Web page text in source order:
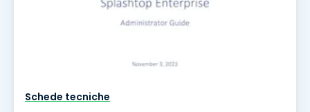
Schede tecniche